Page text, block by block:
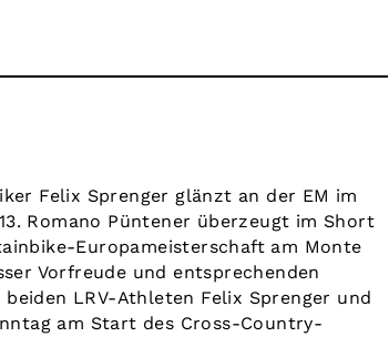
Felix Sprenger glänzt an der EM im
Romano Püntener überzeugt im Short
Europameisterschaft am Monte
Vorfreude und entsprechenden
LRV-Athleten Felix Sprenger und
am Start des Cross-Country-